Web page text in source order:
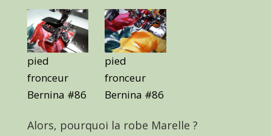
pied
fronceur
Bernina #86
pied
fronceur
Bernina #86
Alors, pourquoi la robe Marelle ?